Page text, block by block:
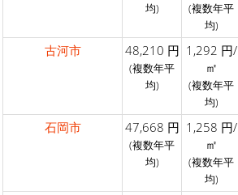
均)
(複数年平
均)
古河市 48,210 円
(複数年平
均)
1,292 円/
㎡
(複数年平
均)
石岡市 47,668 円
(複数年平
均)
1,258 円/
㎡
(複数年平
均)